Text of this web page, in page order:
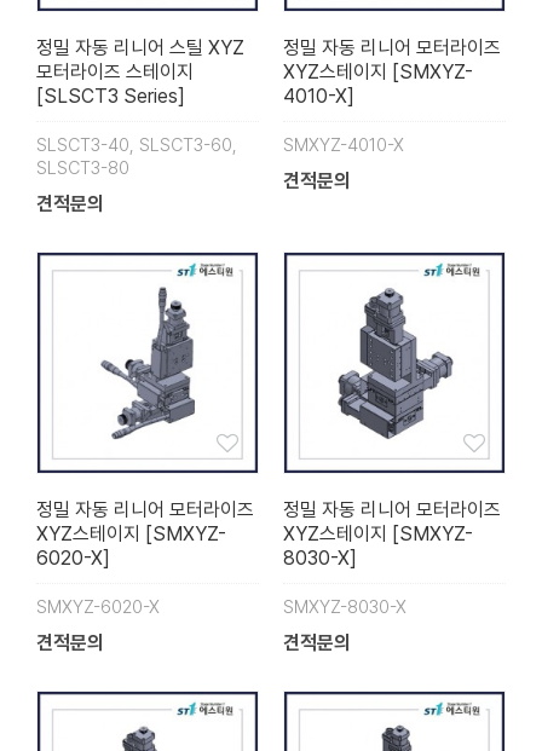
정밀 자동 리니어 스틸 XYZ
모터라이즈 스테이지
[SLSCT3 Series]
SLSCT3-40, SLSCT3-60,
SLSCT3-80
견적문의
정밀 자동 리니어 모터라이즈
XYZ스테이지 [SMXYZ-
4010-X]
SMXYZ-4010-X
견적문의
정밀 자동 리니어 모터라이즈
XYZ스테이지 [SMXYZ-
6020-X]
SMXYZ-6020-X
견적문의
정밀 자동 리니어 모터라이즈
XYZ스테이지 [SMXYZ-
8030-X]
SMXYZ-8030-X
견적문의